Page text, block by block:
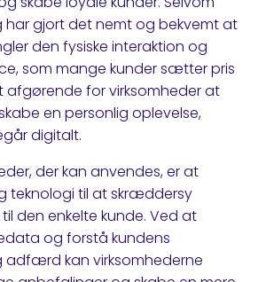
har gjort det nemt og bekvemt at
den fysiske interaktion og
som mange kunder sætter pris
afgørende for virksomheder at
en personlig oplevelse,
digitalt.
der kan anvendes, er at
teknologi til at skræddersy
den enkelte kunde. Ved at
og forstå kundens
kan virksomhederne